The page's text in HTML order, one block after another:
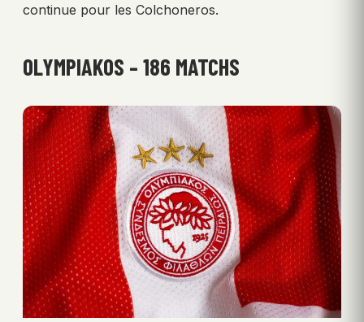
continue pour les Colchoneros.
OLYMPIAKOS – 186 MATCHS